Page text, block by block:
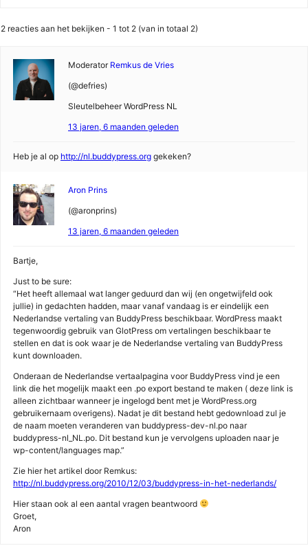
2 reacties aan het bekijken - 1 tot 2 (van in totaal 2)
Moderator Remkus de Vries
(@defries)
Sleutelbeheer WordPress NL
13 jaren, 6 maanden geleden
Heb je al op http://nl.buddypress.org gekeken?
Aron Prins
(@aronprins)
13 jaren, 6 maanden geleden
Bartje,
Just to be sure:
“Het heeft allemaal wat langer geduurd dan wij (en ongetwijfeld ook
jullie) in gedachten hadden, maar vanaf vandaag is er eindelijk een
Nederlandse vertaling van BuddyPress beschikbaar. WordPress maakt
tegenwoordig gebruik van GlotPress om vertalingen beschikbaar te
stellen en dat is ook waar je de Nederlandse vertaling van BuddyPress
kunt downloaden.
Onderaan de Nederlandse vertaalpagina voor BuddyPress vind je een
link die het mogelijk maakt een .po export bestand te maken ( deze link is
alleen zichtbaar wanneer je ingelogd bent met je WordPress.org
gebruikernaam overigens). Nadat je dit bestand hebt gedownload zul je
de naam moeten veranderen van buddypress-dev-nl.po naar
buddypress-nl_NL.po. Dit bestand kun je vervolgens uploaden naar je
wp-content/languages map.”
Zie hier het artikel door Remkus:
http://nl.buddypress.org/2010/12/03/buddypress-in-het-nederlands/
Hier staan ook al een aantal vragen beantwoord
Groet,
Aron